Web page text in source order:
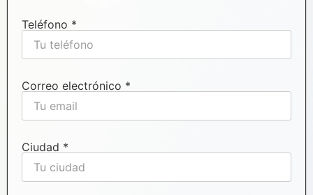
Teléfono *
Correo electrónico *
Ciudad *